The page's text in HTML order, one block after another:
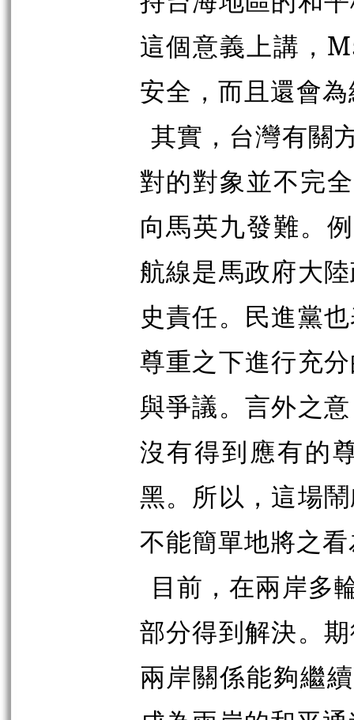
這個意義上講，
安全，而且還會
其實，台灣有關
對的對象並不完
向馬英九發難。
航線是馬政府大
史責任。民進黨
尊重之下進行充
與爭議。言外之
沒有得到應有的
黑。所以，這場
不能簡單地將之
目前，在兩岸多
部分得到解決。
兩岸關係能夠繼